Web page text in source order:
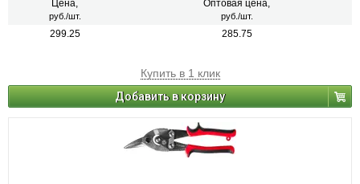
Цена,
руб./шт.
Оптовая цена,
руб./шт.
299.25 285.75
Купить в 1 клик
Добавить в корзину